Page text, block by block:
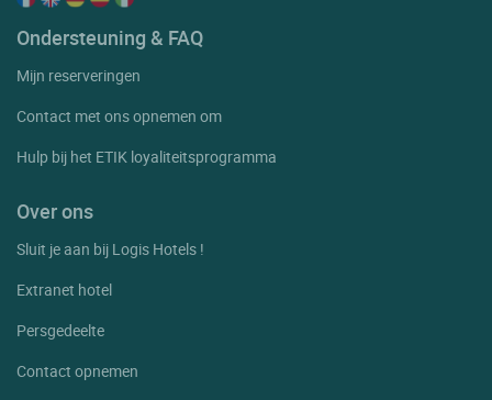
Ondersteuning & FAQ
Mijn reserveringen
Contact met ons opnemen om
Hulp bij het ETIK loyaliteitsprogramma
Over ons
Sluit je aan bij Logis Hotels !
Extranet hotel
Persgedeelte
Contact opnemen